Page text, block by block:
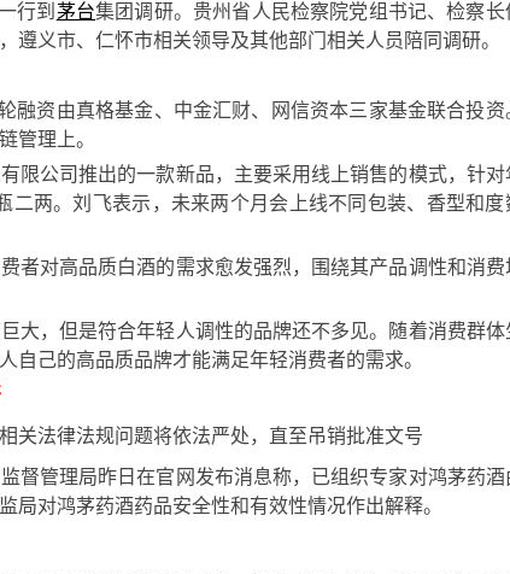
行到 茅台集团调研。贵州省人民检察院党组书记、检察长
义市、仁怀市相关领导及其他部门相关人员陪同调研。
融资由真格基金、中金汇财、网信资本三家基金联合投资
管理上。
限公司推出的一款新品，主要采用线上销售的模式，针对
二两。刘飞表示，未来两个月会上线不同包装、香型和度
者对高品质白酒的需求愈发强烈，围绕其产品调性和消费
大，但是符合年轻人调性的品牌还不多见。随着消费群体
自己的高品质品牌才能满足年轻消费者的需求。
关法律法规问题将依法严处，直至吊销批准文号
督管理局昨日在官网发布消息称，已组织专家对鸿茅药酒
对鸿茅药酒药品安全性和有效性情况作出解释。